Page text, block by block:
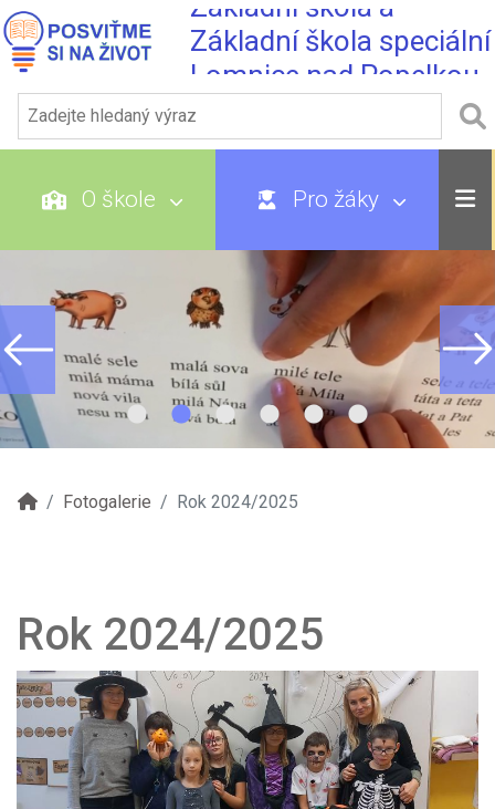
Základní škola a
Základní škola speciální
Lomnice nad Popelkou
O škole Pro žáky
Fotogalerie Rok 2024/2025
Rok 2024/2025